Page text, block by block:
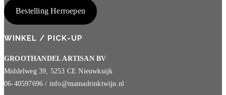
Bestelling Herroepen
WINKEL / PICK-UP
GROOTHANDEL ARTISAN BV
Middelweg 39, 5253 CE Nieuwkuijk
06-40597696 / info@mamadrinktwijn.nl